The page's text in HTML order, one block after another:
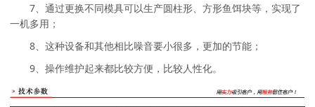
7、通过更换不同模具可以生产圆柱形、方形鱼饵块等，实现了
一机多用；
8、这种设备和其他相比噪音要小很多，更加的节能；
9、操作维护起来都比较方便，比较人性化。